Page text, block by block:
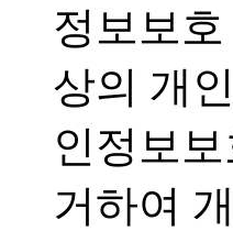
정보보
상의 개
인정보
거하여